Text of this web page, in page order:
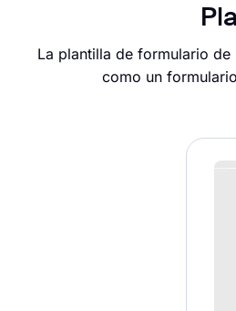
La plantilla de formulario
como un